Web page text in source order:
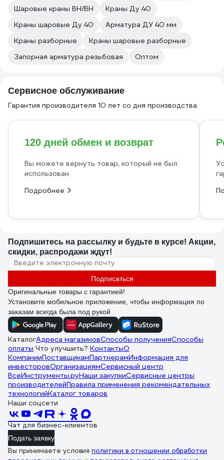
Шаровые краны ВН/ВН
Краны Ду 40
Краны шаровые Ду 40
Арматура ДУ 40 мм
Краны разборные
Краны шаровые разборные
Запорная арматура резьбовая
Оптом
Сервисное обслуживание
Гарантия производителя 10 лет со дня производства
120 дней обмен и возврат
Вы можете вернуть товар, который не был
использован
Подробнее
Подпишитесь на рассылку и будьте в курсе! Акции,
скидки, распродажи ждут!
Подписаться
Оригинальные товары с гарантией!
Установите мобильное приложение, чтобы информация по
заказам всегда была под рукой
КаталогАдреса магазиновСпособы полученияСпособы
оплаты Что улучшить? КонтактыО
КомпанииПоставщикамПартнерамИнформация для
инвесторовОрганизациямСервисный центр
ВсеИнструменты.руНаши закупкиСервисные центры
производителейПравила применения рекомендательных
технологийКаталог товаров
Наши соцсети
Чат для бизнес-клиентов
Подать заявку
Вы принимаете условия политики в отношении обработки